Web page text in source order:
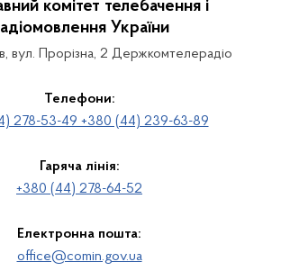
комітет телебачення і
України
вул. Прорізна, 2 Держкомтелерадіо
Телефони:
278-53-49 +380 (44) 239-63-89
Гаряча лінія:
+380 (44) 278-64-52
Електронна пошта:
office@comin.gov.ua